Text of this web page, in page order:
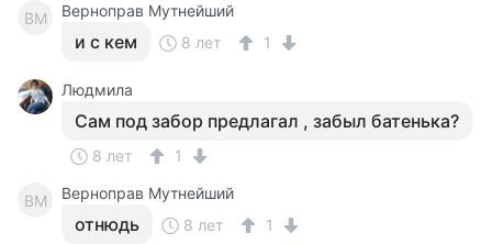
ВМ Верноправ Мутнейший
и с кем 8 лет 1
Людмила
Сам под забор предлагал , забыл батенька?
8 лет 1
ВМ Верноправ Мутнейший
отнюдь 8 лет 1